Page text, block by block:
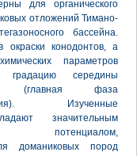
для органического
отложений Тимано-
бассейна.
окраски конодонтов, а
параметров
середины
(главная фаза
Изученные
значительным
потенциалом,
доманиковых пород